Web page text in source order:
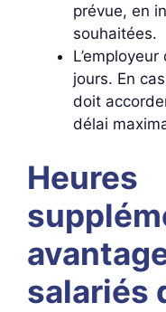
prévue, en
souhaitées.
jours. En
doit
délai
Heures
salariés